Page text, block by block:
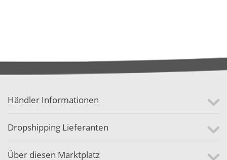
Händler Informationen
Dropshipping Lieferanten
Über diesen Marktplatz